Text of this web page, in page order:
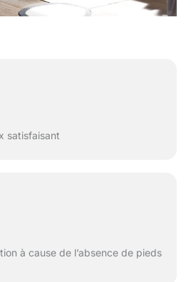
satisfaisant
à cause de l’absence de pieds